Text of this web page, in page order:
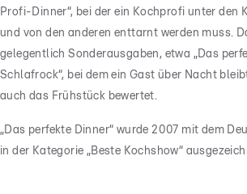
Profi-Dinner“, bei der ein Kochprofi unter den
und von den anderen enttarnt werden muss.
gelegentlich Sonderausgaben, etwa „Das
Schlafrock“, bei dem ein Gast über Nacht
auch das Frühstück bewertet.
„Das perfekte Dinner“ wurde 2007 mit dem
in der Kategorie „Beste Kochshow“